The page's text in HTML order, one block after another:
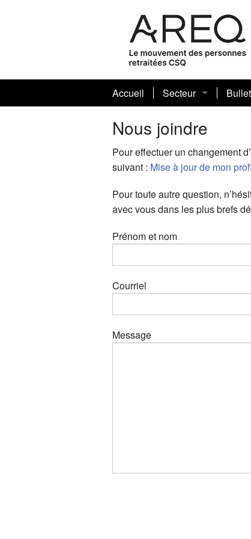
Accueil
Secteur
Conseil sectoriel
Comités et
Statuts et règlements
Bénévoles de
Nous joindre
Pour effectuer un changement
suivant : Mise à jour de mon
Pour toute autre question,
avec vous dans les plus brefs
Prénom et nom
Courriel
Message